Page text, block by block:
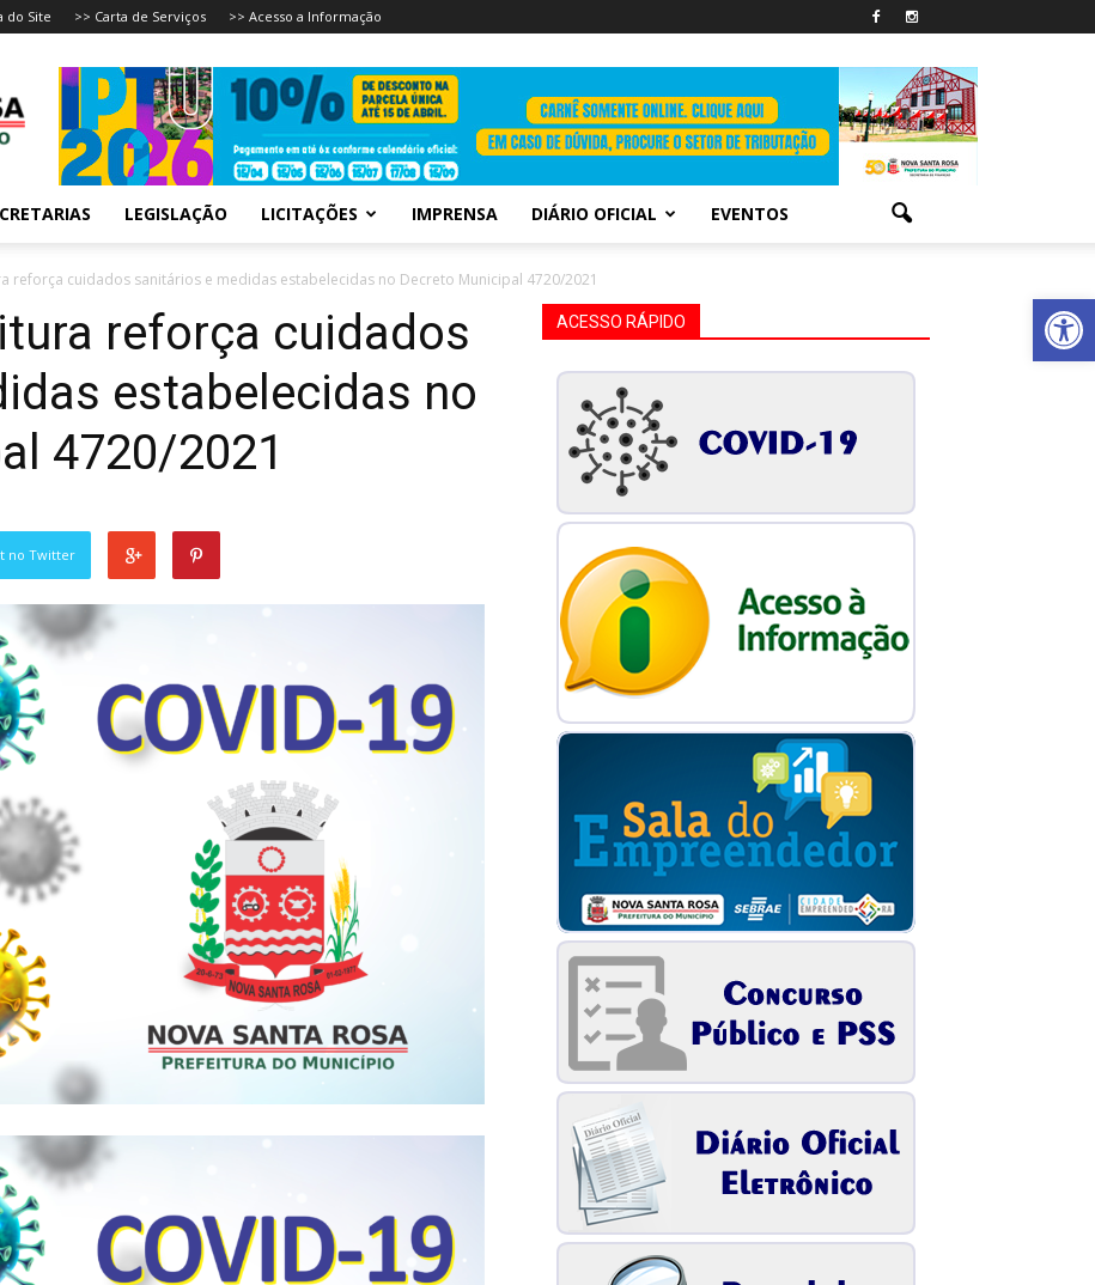
Abrir
do Site >> Carta de Serviços >> Acesso a Informação
LEGISLAÇÃO LICITAÇÕES IMPRENSA DIÁRIO OFICIAL EVENTOS
reforça cuidados sanitários e medidas estabelecidas no Decreto Municipal 4720/2021
reforça cuidados
estabelecidas no
4720/2021
no Twitter
ACESSO RÁPIDO